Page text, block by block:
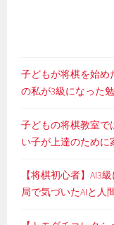
ョ
ン
子どもが将棋を始め
の私が3級になった
子どもの将棋教室で
い子が上達のために
【将棋初心者】AI3
局で気づいたAIと人